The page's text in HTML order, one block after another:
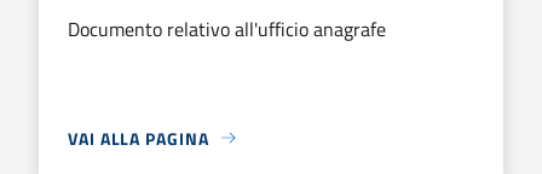
Documento relativo all'ufficio anagrafe
VAI ALLA PAGINA